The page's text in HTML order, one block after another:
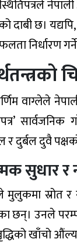
दाबी छ।
निर्धारण
वाग्लेले
र दुर्बल दुवै
सुधार र
मुलुकमा
छन्। उनले
खाँचो